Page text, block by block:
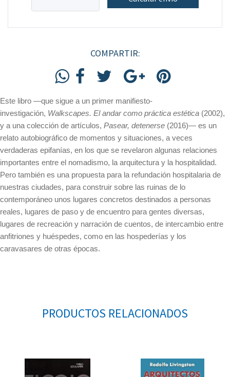
COMPARTIR:
Este libro —que sigue a un primer manifiesto-
investigación, Walkscapes. El andar como práctica estética (2002),
y a una colección de artículos, Pasear, detenerse (2016)— es un
relato autobiográfico de momentos y situaciones, a veces
verdaderas epifanías, en los que se revelaron algunas relaciones
importantes entre el nomadismo, la arquitectura y la hospitalidad.
Pero también es una propuesta para la refundación hospitalaria de
nuestras ciudades, para construir sobre las ruinas de lo
contemporáneo unos lugares concretos destinados a personas
reales, lugares de paso y de encuentro para gentes diversas,
lugares de recreación y narración de cuentos, de intercambio entre
anfitriones y huéspedes, como en las hospederías y los
caravasares de otras épocas.
PRODUCTOS RELACIONADOS